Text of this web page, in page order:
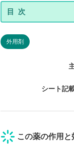
外用剤
シート記
この薬の作用